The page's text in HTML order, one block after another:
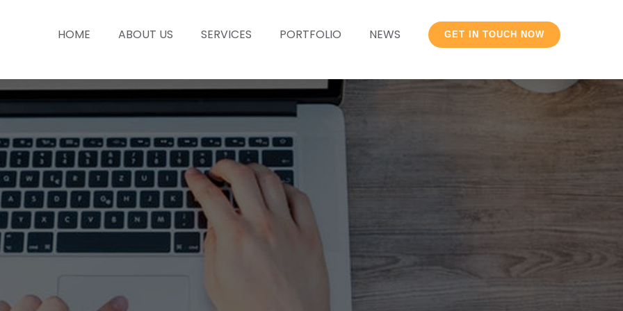
HOME ABOUT US SERVICES PORTFOLIO NEWS GET IN TOUCH NOW